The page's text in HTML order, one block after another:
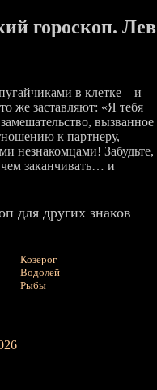
гороскоп. Лев
в клетке – и
же заставляют: «Я тебя
вызванное
к партнеру,
незнакомцами! Забудьте,
чем заканчивать… и
для других знаков
Козерог
Водолей
Рыбы